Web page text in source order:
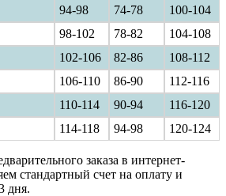
94-98 74-78
100-104
98-102 78-82
104-108
102-106 82-86
108-112
106-110 86-90
112-116
110-114 90-94
116-120
114-118 94-98 120-124
заказа в интернет-
стандартный счет на оплату и
дня.